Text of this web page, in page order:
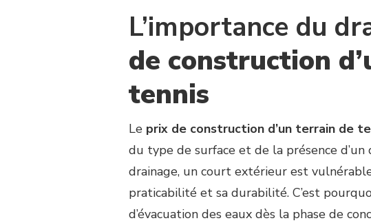
L’importance du
de construction
tennis
Le prix de construction d’un terrain de
du type de surface et de la présence d’un
drainage, un court extérieur est
praticabilité et sa durabilité. C’est
d’évacuation des eaux dès la phase de